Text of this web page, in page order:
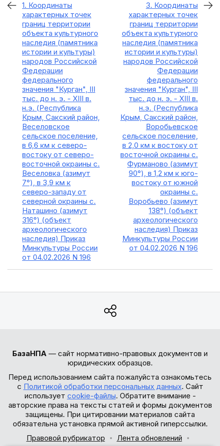
1. Координаты
характерных точек
границ территории
объекта культурного
наследия (памятника
истории и культуры)
народов Российской
Федерации
федерального
значения "Курган", III
тыс. до н. э. - XIII в.
н.э. (Республика
Крым, Сакский район,
Веселовское
сельское поселение,
в 6,6 км к северо-
востоку от северо-
восточной окраины с.
Веселовка (азимут
7°), в 3,9 км к
северо-западу от
северной окраины с.
Наташино (азимут
316°) (объект
археологического
наследия) Приказ
Минкультуры России
от 04.02.2026 N 196
3. Координаты
характерных точек
границ территории
объекта культурного
наследия (памятника
истории и культуры)
народов Российской
Федерации
федерального
значения "Курган", III
тыс. до н. э. - XIII в.
н.э. (Республика
Крым, Сакский район,
Воробьевское
сельское поселение,
в 2,0 км к востоку от
восточной окраины с.
Фурманово (азимут
90°), в 1,2 км к юго-
востоку от южной
окраины с.
Воробьево (азимут
138°) (объект
археологического
наследия) Приказ
Минкультуры России
от 04.02.2026 N 196
БазаНПА — сайт нормативно-правовых документов и
юридических образцов.
Перед использованием сайта пожалуйста ознакомьтесь
с Политикой обработки персональных данных. Сайт
использует cookie-файлы. Обратите внимание -
авторские права на тексты статей и формы документов
защищены. При цитировании материалов сайта
обязательна установка прямой активной гиперссылки.
Правовой рубрикатор
Лента обновлений